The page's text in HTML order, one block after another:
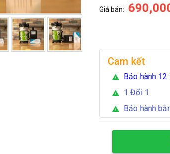
Giá bán:
Cam kết
warning Bảo hành 12
warning 1 Đổi 1
warning Bảo hành